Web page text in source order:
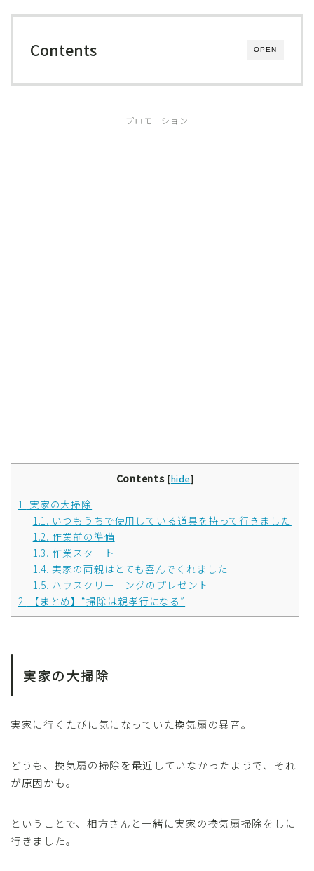
OPEN
Contents
プロモーション
Contents [hide]
1. 実家の大掃除
1.1. いつもうちで使用している道具を持って行きました
1.2. 作業前の準備
1.3. 作業スタート
1.4. 実家の両親はとても喜んでくれました
1.5. ハウスクリーニングのプレゼント
2. 【まとめ】“掃除は親孝行になる”
実家の大掃除
実家に行くたびに気になっていた換気扇の異音。
どうも、換気扇の掃除を最近していなかったようで、それ
が原因かも。
ということで、相方さんと一緒に実家の換気扇掃除をしに
行きました。